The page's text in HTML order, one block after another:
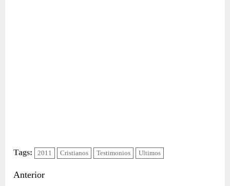
Tags: 2011 Cristianos Testimonios Ultimos
Sigue
Anterior